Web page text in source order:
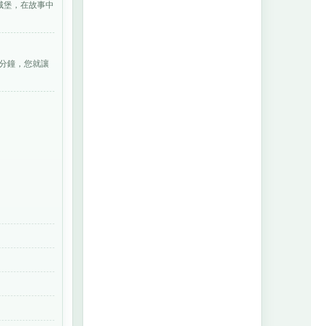
，在故事中
鐘，您就讓